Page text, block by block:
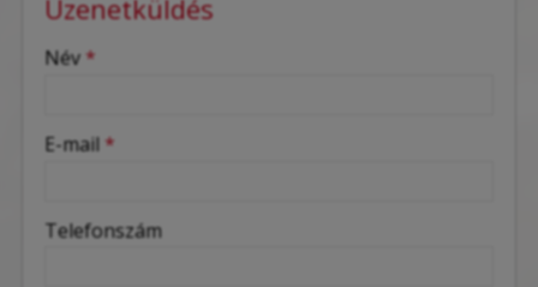
Üzenetküldés
-
-
-
Név *
E-mail *
Telefonszám